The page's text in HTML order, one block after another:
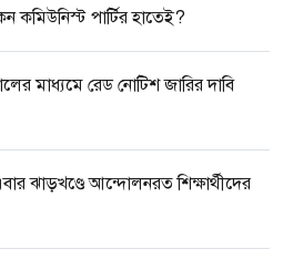
কমিউনিস্ট পার্টির হাতেই?
মাধ্যমে রেড নোটিশ জারির দাবি
ঝাড়খণ্ডে আন্দোলনরত শিক্ষার্থীদের